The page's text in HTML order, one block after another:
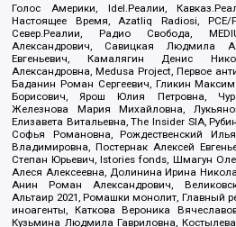
Голос Америки, Idel.Реалии,
Настоящее Время, Azatliq Radiosi, PCE/
Север.Реалии, Радио Свобода,
Александрович, Савицкая Людмила
Евгеньевич, Камалягин Денис
Александровна, Medusa Project, Первое
Баданин Роман Сергеевич, Гликин
Борисович, Ярош Юлия Петровна,
Железнова Мария Михайловна,
Елизавета Витальевна, The Insider SIA,
Софья Романовна, Рождественский
Владимировна, Постернак Алексей
Степан Юрьевич, Istories fonds, Шмагун
Алеся Алексеевна, Долинина Ирина
Анин Роман Александрович,
Альтаир 2021, Ромашки монолит, Главный
иноагенты, Каткова Вероника
Кузьмина Людмила Гавриловна,